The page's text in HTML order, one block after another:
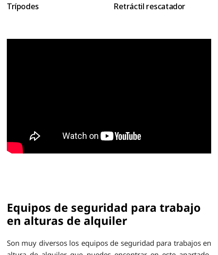
Trípodes Retráctil rescatador
Equipos de seguridad para trabajo
en alturas de alquiler
Son muy diversos los equipos de seguridad para trabajos en